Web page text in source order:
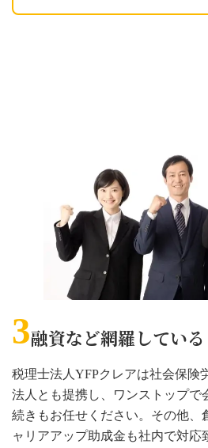
3融資など網羅している
税理士法人YFPクレアは社会保険
法人とも提携し、ワンストップで
続きもお任せください。その他、
ャリアアップ助成金も社内で対応